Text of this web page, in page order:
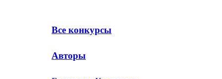
Все конкурсы
Авторы